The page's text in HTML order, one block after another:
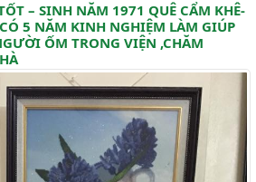
– SINH NĂM 1971 QUÊ CẨM KHÊ-
5 NĂM KINH NGHIỆM LÀM GIÚP
ỐM TRONG VIỆN ,CHĂM